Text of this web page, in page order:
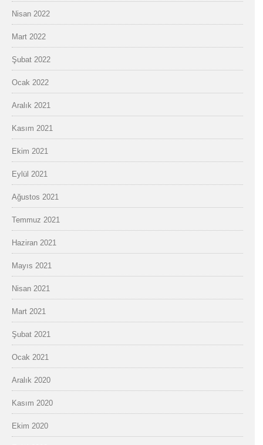
Nisan 2022
Mart 2022
Şubat 2022
Ocak 2022
Aralık 2021
Kasım 2021
Ekim 2021
Eylül 2021
Ağustos 2021
Temmuz 2021
Haziran 2021
Mayıs 2021
Nisan 2021
Mart 2021
Şubat 2021
Ocak 2021
Aralık 2020
Kasım 2020
Ekim 2020